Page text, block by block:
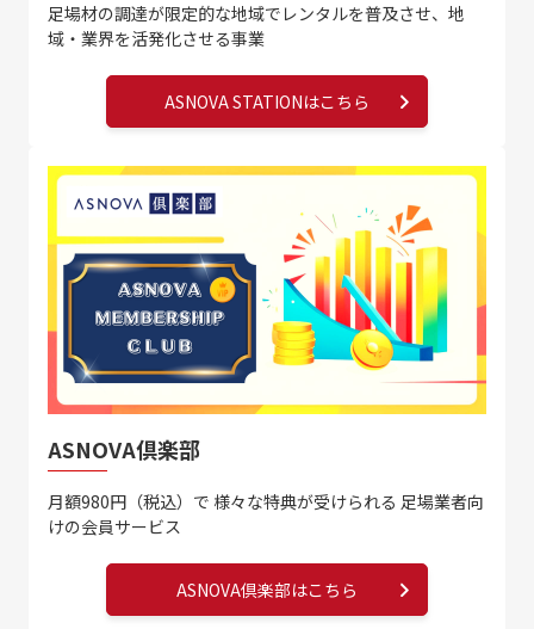
足場材の調達が限定的な地域でレンタルを普及させ、 地
域・業界を活発化させる事業
ASNOVA STATIONはこちら
ASNOVA倶楽部
月額980円（税込）で 様々な特典が受けられる 足場業者向
けの会員サービス
ASNOVA倶楽部はこちら